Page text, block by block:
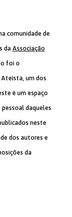
comunidade de
daAssociação
foi o
um dos
é um espaço
daqueles
neste
dos autores e
da